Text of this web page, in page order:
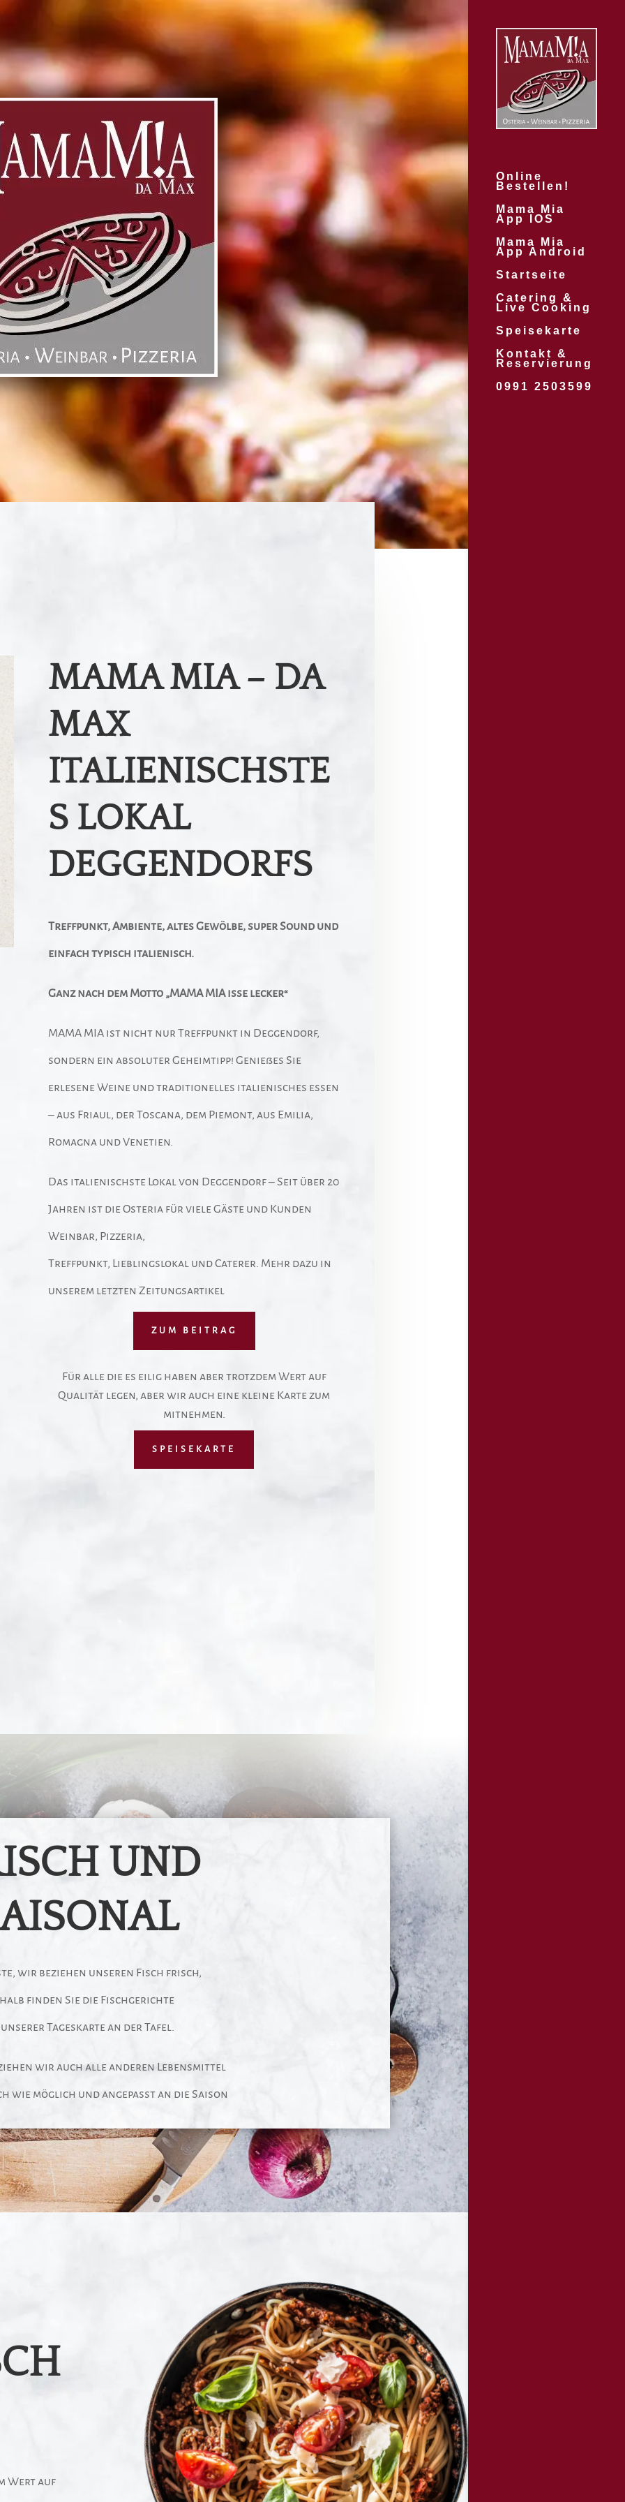
Online
Bestellen!
Mama Mia
App IOS
Mama Mia
App Android
Startseite
Catering &
Live Cooking
Speisekarte
Kontakt &
Reservierung
0991 2503599
MAMA MIA – DA
MAX
ITALIENISCHSTE
S LOKAL
DEGGENDORFS
Treffpunkt, Ambiente, altes Gewölbe, super Sound und
einfach typisch italienisch.
Ganz nach dem Motto „MAMA MIA isse lecker“
MAMA MIA ist nicht nur Treffpunkt in Deggendorf,
sondern ein absoluter Geheimtipp! Genießes Sie
erlesene Weine und traditionelles italienisches essen
– aus Friaul, der Toscana, dem Piemont, aus Emilia,
Romagna und Venetien.
Das italienischste Lokal von Deggendorf – Seit über 20
Jahren ist die Osteria für viele Gäste und Kunden
Weinbar, Pizzeria,
Treffpunkt, Lieblingslokal und Caterer. Mehr dazu in
unserem letzten Zeitungsartikel
ZUM BEITRAG
Für alle die es eilig haben aber trotzdem Wert auf
Qualität legen, aber wir auch eine kleine Karte zum
mitnehmen.
SPEISEKARTE
UND
wir beziehen unseren Fisch frisch,
finden Sie die Fischgerichte
Tageskarte an der Tafel.
wir auch alle anderen Lebensmittel
wie möglich und angepasst an die Saison
Wert auf